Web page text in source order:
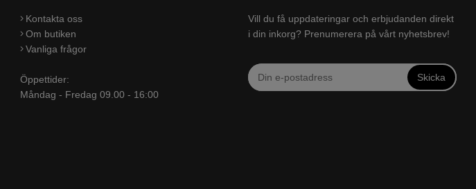
Kontakta oss
Om butiken
Vanliga frågor
Öppettider:
Måndag - Fredag 09.00 - 16:00
Vill du få uppdateringar och erbjudanden direkt
i din inkorg? Prenumerera på vårt nyhetsbrev!
Skicka